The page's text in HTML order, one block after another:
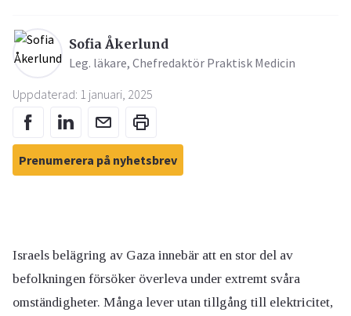
Sofia Åkerlund
Leg. läkare, Chefredaktör Praktisk Medicin
Uppdaterad: 1 januari, 2025
Prenumerera på nyhetsbrev
Israels belägring av Gaza innebär att en stor del av
befolkningen försöker överleva under extremt svåra
omständigheter. Många lever utan tillgång till elektricitet,